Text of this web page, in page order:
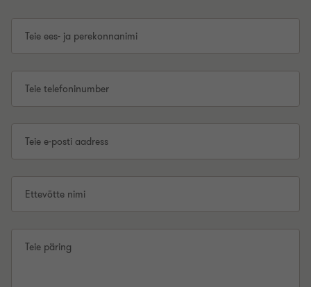
Teie ees- ja perekonnanimi
Teie telefoninumber
Teie e-posti aadress
Ettevõtte nimi
Teie päring